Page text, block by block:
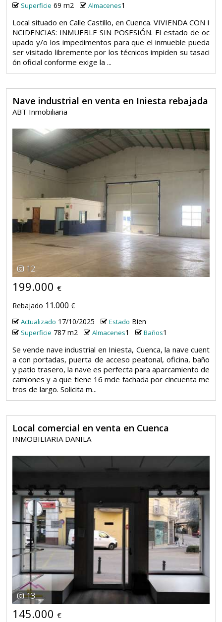
Superficie 69 m2 Almacenes1
Local situado en Calle Castillo, en Cuenca. VIVIENDA CON I
NCIDENCIAS: INMUEBLE SIN POSESIÓN. El estado de oc
upado y/o los impedimentos para que el inmueble pueda
ser visitado libremente por los técnicos impiden su tasaci
ón oficial conforme exige la ...
Nave industrial en venta en Iniesta rebajada
ABT Inmobiliaria
12
199.000 €
Rebajado 11.000 €
Actualizado 17/10/2025 Estado Bien
Superficie 787 m2 Almacenes1 Baños1
Se vende nave industrial en Iniesta, Cuenca, la nave cuent
a con portadas, puerta de acceso peatonal, oficina, baño
y patio trasero, la nave es perfecta para aparcamiento de
camiones y a que tiene 16 mde fachada por cincuenta me
tros de largo. Solicita m...
Local comercial en venta en Cuenca
INMOBILIARIA DANILA
13
145.000 €